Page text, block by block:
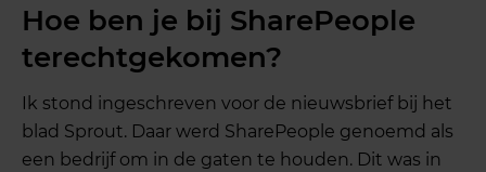
Hoe ben je bij SharePeople
terechtgekomen?
Ik stond ingeschreven voor de nieuwsbrief bij het
blad Sprout. Daar werd SharePeople genoemd als
een bedrijf om in de gaten te houden. Dit was in